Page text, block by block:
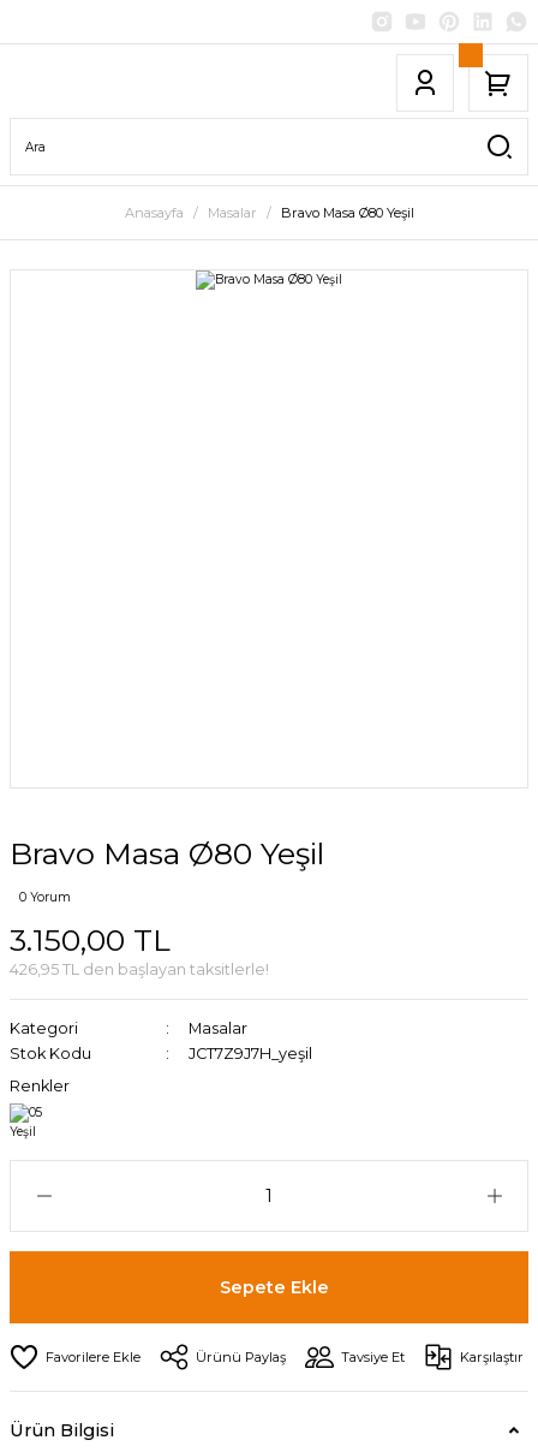
Anasayfa Masalar Bravo Masa Ø80 Yeşil
Bravo Masa Ø80 Yeşil
0 Yorum
3.150,00 TL
426,95 TL den başlayan taksitlerle!
Kategori
Masalar
Stok Kodu
JCT7Z9J7H_yeşil
Renkler
Sepete Ekle
Ürünü Paylaş Tavsiye Et Karşılaştır
Ürün Bilgisi